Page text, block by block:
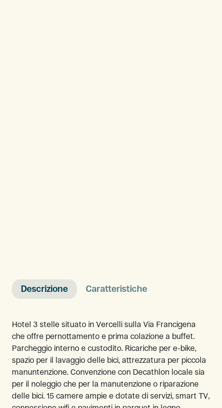
Descrizione Caratteristiche
Hotel 3 stelle situato in Vercelli sulla Via Francigena
che offre pernottamento e prima colazione a buffet.
Parcheggio interno e custodito. Ricariche per e-bike,
spazio per il lavaggio delle bici, attrezzatura per piccola
manuntenzione. Convenzione con Decathlon locale sia
per il noleggio che per la manutenzione o riparazione
delle bici. 15 camere ampie e dotate di servizi, smart TV,